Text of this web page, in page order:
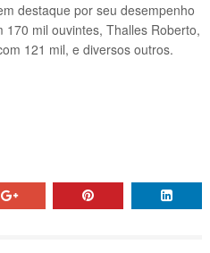
destaque por seu desempenho
mil ouvintes, Thalles Roberto,
121 mil, e diversos outros.